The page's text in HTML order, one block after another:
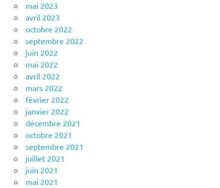
mai 2023
avril 2023
octobre 2022
septembre 2022
juin 2022
mai 2022
avril 2022
mars 2022
février 2022
janvier 2022
décembre 2021
octobre 2021
septembre 2021
juillet 2021
juin 2021
mai 2021